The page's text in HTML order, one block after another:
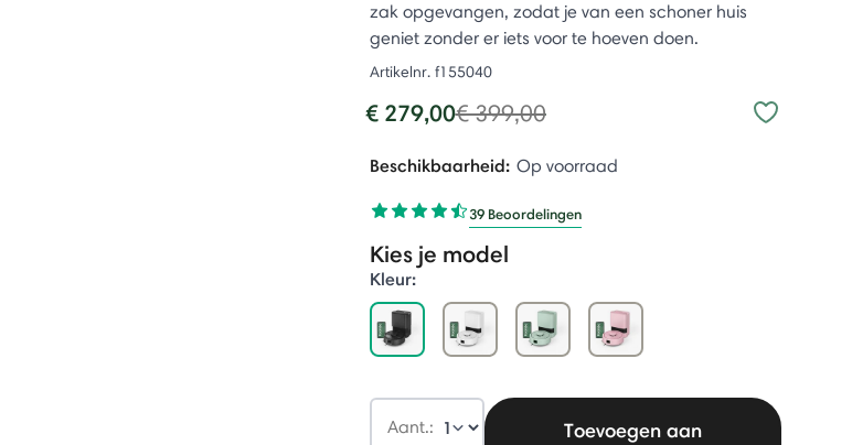
zak opgevangen, zodat je van een schoner huis
geniet zonder er iets voor te hoeven doen.
Artikelnr. f155040
€ 279,00Price reduced from
€ 399,00to
Beschikbaarheid: Op voorraad
39 Beoordelingen
Kies je model
Kleur:
Aant.:
Toevoegen aan